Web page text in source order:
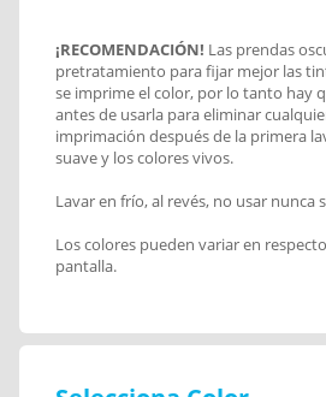
¡RECOMENDACIÓN! Las prendas
pretratamiento para fijar mejor las
se imprime el color, por lo tanto hay
antes de usarla para eliminar
imprimación después de la primera
suave y los colores vivos.
Lavar en frío, al revés, no usar nunca
Los colores pueden variar en
pantalla.